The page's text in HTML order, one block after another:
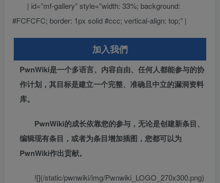
| id=”mf-gallery” style=”width: 33%; background:
#FCFCFC; border: 1px solid #ccc; vertical-align: top;” |
加入我們
PwnWiki是一个多语言、内容自由、任何人都能参与的协
作计划，其目标是建立一个完整、准确且中立的漏洞资料
库。
PwnWiki的成长依靠您的参与，无论是创建新条目、
编辑现有条目，或者为条目增加插图，您都可以为
PwnWiki作出贡献。
![](/static/pwnwiki/img/Pwnwiki_LOGO_270x300.png)